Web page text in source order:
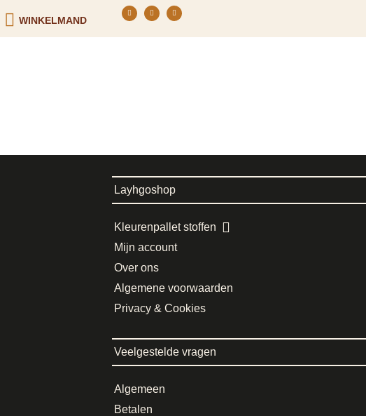
WINKELMAND
Layhgoshop
Kleurenpallet stoffen
Mijn account
Over ons
Algemene voorwaarden
Privacy & Cookies
Veelgestelde vragen
Algemeen
Betalen